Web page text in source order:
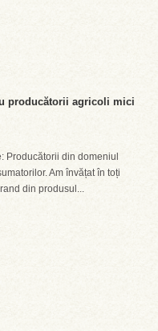
producătorii agricoli mici
Producătorii din domeniul
Am învățat în toți
din produsul...